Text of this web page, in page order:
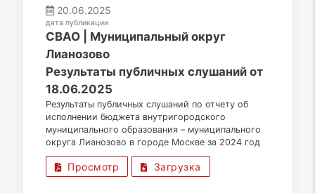
20.06.2025
дата публикации
СВАО | Муниципальный округ
Лианозово
Результаты публичных слушаний от
18.06.2025
Результаты публичных слушаний по отчету об
исполнении бюджета внутригородского
муниципального образования – муниципального
округа Лианозово в городе Москве за 2024 год
Просмотр Загрузка